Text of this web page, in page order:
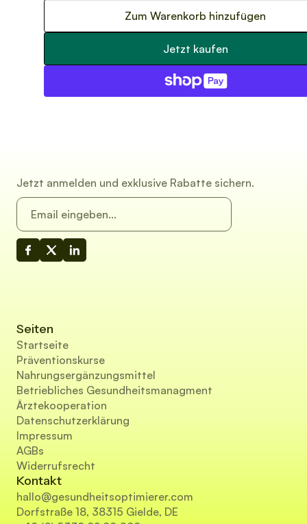
Zum Warenkorb hinzufügen
Jetzt kaufen
Jetzt anmelden und exklusive Rabatte sichern.
Seiten
Startseite
Präventionskurse
Nahrungsergänzungsmittel
Betriebliches Gesundheitsmanagment
Ärztekooperation
Datenschutzerklärung
Impressum
AGBs
Widerrufsrecht
Kontakt
hallo@gesundheitsoptimierer.com
Dorfstraße 18, 38315 Gielde, DE